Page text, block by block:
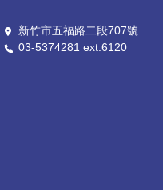
新竹市五福路二段707號
03-5374281 ext.6120